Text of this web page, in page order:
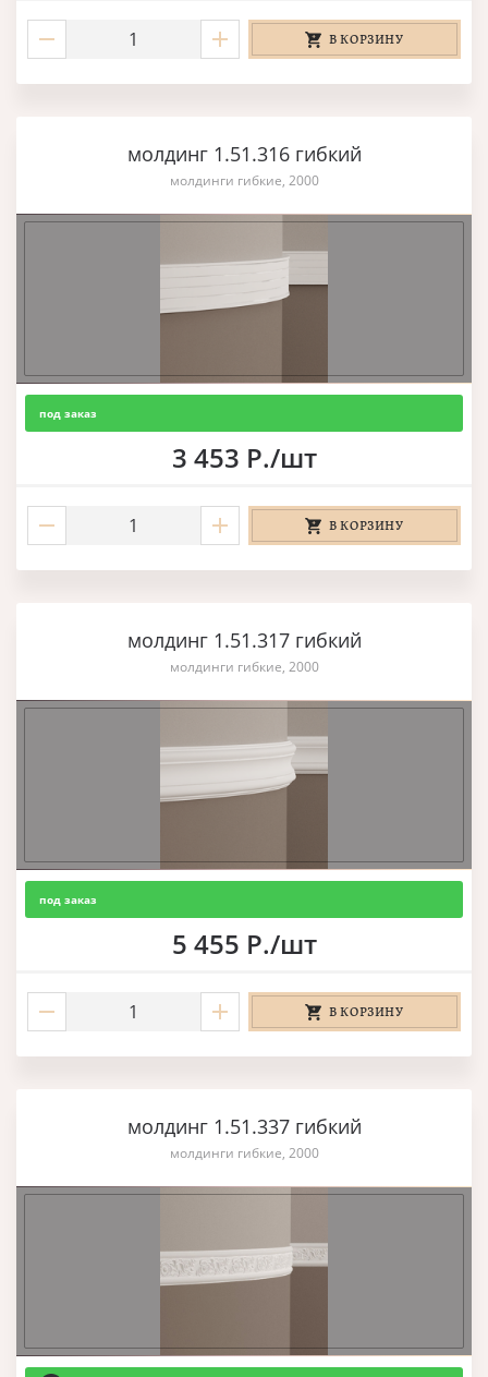
В КОРЗИНУ
молдинг 1.51.316 гибкий
молдинги гибкие, 2000
под заказ
3 453 Р./шт
В КОРЗИНУ
молдинг 1.51.317 гибкий
молдинги гибкие, 2000
под заказ
5 455 Р./шт
В КОРЗИНУ
молдинг 1.51.337 гибкий
молдинги гибкие, 2000